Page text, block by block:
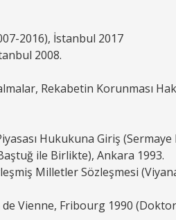
2016), İstanbul 2017
2008.
Rekabetin Korunması
Hukukuna Giriş
ile Birlikte), Ankara 1993.
Milletler Sözleşmesi
Vienne, Fribourg 1990